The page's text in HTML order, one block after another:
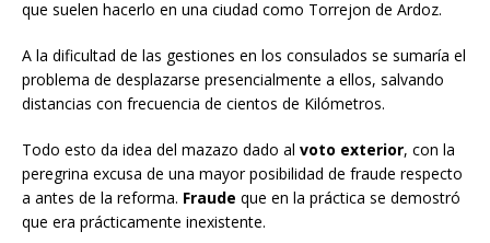
que suelen hacerlo en una ciudad como Torrejon de Ardoz.
A la dificultad de las gestiones en los consulados se sumaría el
problema de desplazarse presencialmente a ellos, salvando
distancias con frecuencia de cientos de Kilómetros.
Todo esto da idea del mazazo dado al voto exterior, con la
peregrina excusa de una mayor posibilidad de fraude respecto
a antes de la reforma. Fraude que en la práctica se demostró
que era prácticamente inexistente.